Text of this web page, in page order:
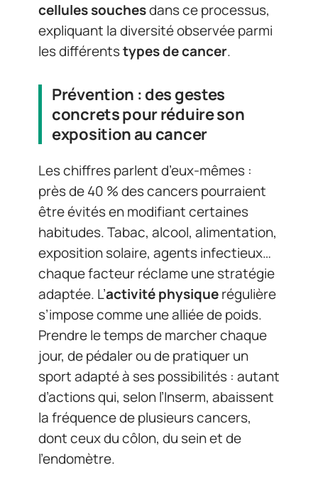
cellules souchesdans ce processus,
expliquant la diversité observée parmi
les différentstypes de cancer.
Prévention : des gestes
concrets pour réduire son
exposition au cancer
Les chiffres parlent d’eux-mêmes :
près de 40 % des cancers pourraient
être évités en modifiant certaines
habitudes. Tabac, alcool, alimentation,
exposition solaire, agents infectieux…
chaque facteur réclame une stratégie
adaptée. L’activité physiquerégulière
s’impose comme une alliée de poids.
Prendre le temps de marcher chaque
jour, de pédaler ou de pratiquer un
sport adapté à ses possibilités : autant
d’actions qui, selon l’Inserm, abaissent
la fréquence de plusieurs cancers,
dont ceux du côlon, du sein et de
l’endomètre.